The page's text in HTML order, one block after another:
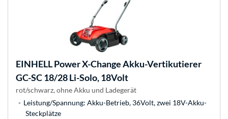
EINHELLPower X-Change Akku-Vertikutierer
GC-SC 18/28 Li-Solo, 18Volt
rot/schwarz, ohne Akku und Ladegerät
Leistung/Spannung: Akku-Betrieb, 36Volt, zwei 18V-Akku-
Steckplätze